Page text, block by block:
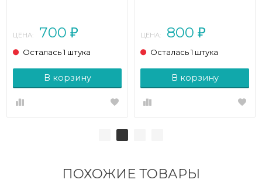
ЦЕНА: 700 ₽
Осталась 1 штука
В корзину
ЦЕНА: 800 ₽
Осталась 1 штука
В корзину
ПОХОЖИЕ ТОВАРЫ